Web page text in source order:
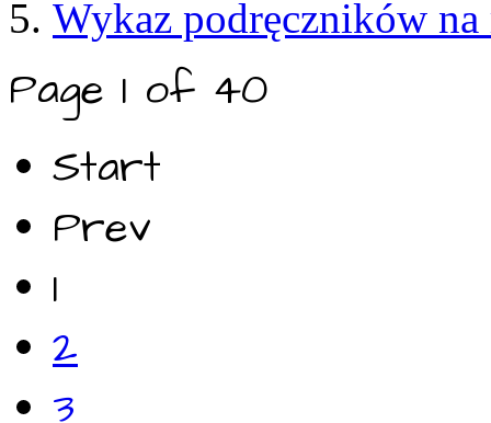
Wykaz podręczników
Page 1 of 40
Start
Prev
1
2
3